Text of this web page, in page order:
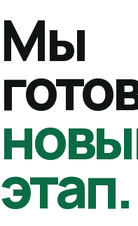
Мы
этап.